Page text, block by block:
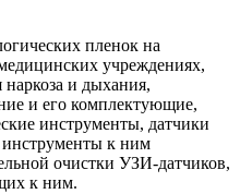
пленок на
учреждениях,
наркоза и дыхания,
и его комплектующие,
инструменты, датчики
к ним
очистки УЗИ-датчиков,
к ним.